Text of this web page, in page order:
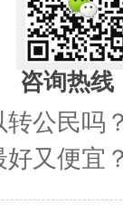
咨询热线
公民吗
又便宜